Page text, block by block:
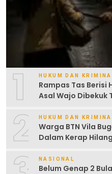
1 HUKUM DAN
Rampas Tas Berisi
Asal Wajo Dibekuk
2 HUKUM DAN
Warga BTN Vila
Dalam Kerap
NASIONAL
Belum Genap 2